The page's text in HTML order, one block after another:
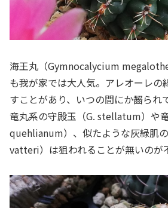
海王丸（Gymnocalycium
も我が家では大人気。アレオーレの
すことがあり、いつの間にか齧られ
竜丸系の守殿玉（G. stellatum）や
quehlianum）、似たような灰緑肌
vatteri）は狙われることが無いのが